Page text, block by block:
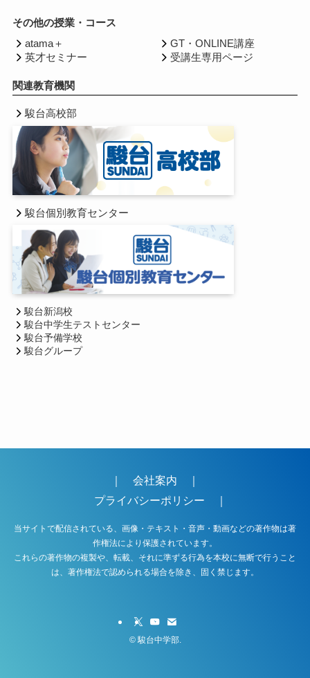
その他の授業・コース
atama＋
英才セミナー
GT・ONLINE講座
受講生専用ページ
関連教育機関
駿台高校部
駿台個別教育センター
駿台新潟校
駿台中学生テストセンター
駿台予備学校
駿台グループ
｜ 会社案内
｜
プライバシーポリシー
｜
当サイトで配信されている、画像・テキスト・音声・動画などの著作物は著
作権法により保護されています。
これらの著作物の複製や、転載、それに準ずる行為を本校に無断で行うこと
は、著作権法で認められる場合を除き、固く禁じます。
©駿台中学部.